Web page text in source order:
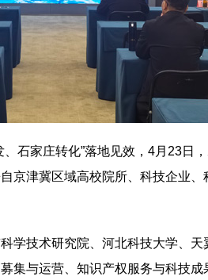
石家庄转化”落地见效，4月23日
京津冀区域高校院所、科技企业
学技术研究院、河北科技大学、
集与运营、知识产权服务与科技